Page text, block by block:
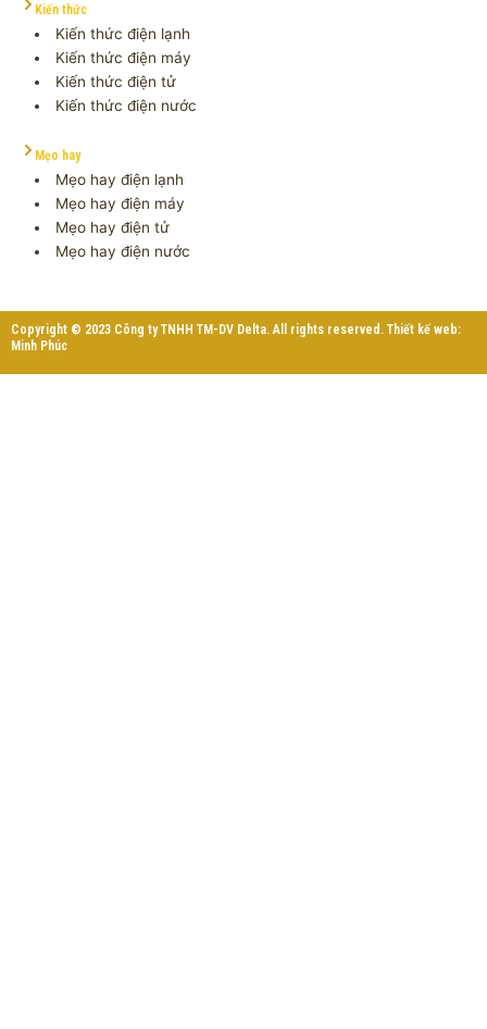
Kiến thức
Kiến thức điện lạnh
Kiến thức điện máy
Kiến thức điện tử
Kiến thức điện nước
Mẹo hay
Mẹo hay điện lạnh
Mẹo hay điện máy
Mẹo hay điện tử
Mẹo hay điện nước
Copyright © 2023 Công ty TNHH TM-DV Delta. All rights reserved. Thiết kế web:
Minh Phúc